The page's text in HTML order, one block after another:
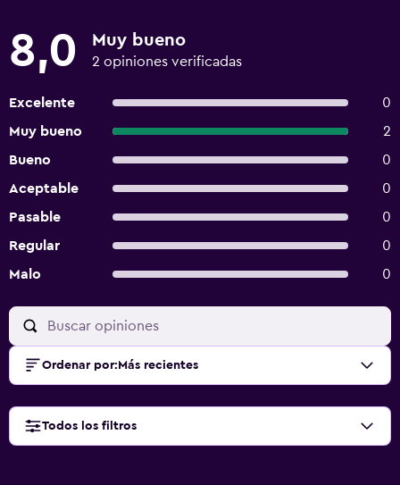
8,0 Muy bueno
2 opiniones verificadas
Excelente
0
Muy bueno
2
Bueno
0
Aceptable
0
Pasable
0
Regular
0
Malo
0
Ordenar por: Más recientes
Todos los filtros